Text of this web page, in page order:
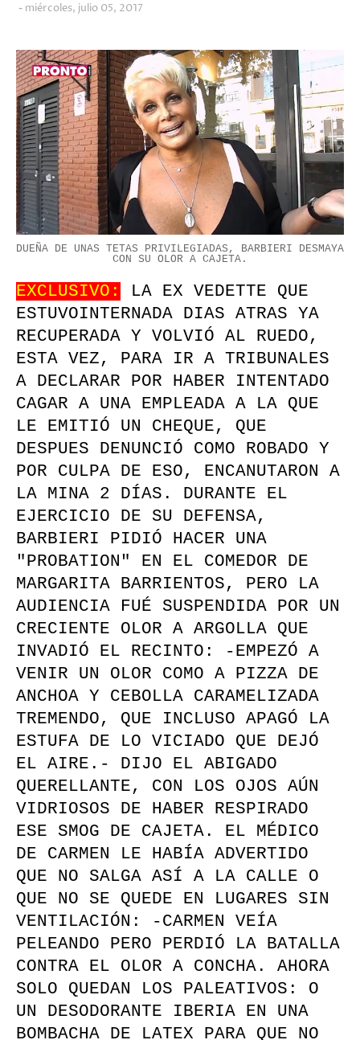
miércoles, julio 05, 2017
DUEÑA DE UNAS TETAS PRIVILEGIADAS, BARBIERI DESMAYA
CON SU OLOR A CAJETA.
EXCLUSIVO:
LA EX VEDETTE QUE
ESTUVOINTERNADA DIAS ATRAS YA
RECUPERADA Y VOLVIÓ AL RUEDO,
ESTA VEZ, PARA IR A TRIBUNALES
A DECLARAR POR HABER INTENTADO
CAGAR A UNA EMPLEADA A LA QUE
LE EMITIÓ UN CHEQUE, QUE
DESPUES DENUNCIÓ COMO ROBADO Y
POR CULPA DE ESO, ENCANUTARON A
LA MINA 2 DÍAS. DURANTE EL
EJERCICIO DE SU DEFENSA,
BARBIERI PIDIÓ HACER UNA
"PROBATION" EN EL COMEDOR DE
MARGARITA BARRIENTOS, PERO LA
AUDIENCIA FUÉ SUSPENDIDA POR UN
CRECIENTE OLOR A ARGOLLA QUE
INVADIÓ EL RECINTO: -EMPEZÓ A
VENIR UN OLOR COMO A PIZZA DE
ANCHOA Y CEBOLLA CARAMELIZADA
TREMENDO, QUE INCLUSO APAGÓ LA
ESTUFA DE LO VICIADO QUE DEJÓ
EL AIRE.- DIJO EL ABIGADO
QUERELLANTE, CON LOS OJOS AÚN
VIDRIOSOS DE HABER RESPIRADO
ESE SMOG DE CAJETA. EL MÉDICO
DE CARMEN LE HABÍA ADVERTIDO
QUE NO SALGA ASÍ A LA CALLE O
QUE NO SE QUEDE EN LUGARES SIN
VENTILACIÓN: -CARMEN VEÍA
PELEANDO PERO PERDIÓ LA BATALLA
CONTRA EL OLOR A CONCHA. AHORA
SOLO QUEDAN LOS PALEATIVOS: O
UN DESODORANTE IBERIA EN UNA
BOMBACHA DE LATEX PARA QUE NO